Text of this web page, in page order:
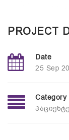
PROJECT
Date
25 Sep
Category